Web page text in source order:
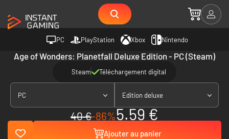
PC PlayStation Xbox Nintendo
Age of Wonders: Planetfall Deluxe Edition - PC (Steam)
Steam Téléchargement digital
PC Edition deluxe
40 €-86%5.59 €
Ajouter au panier